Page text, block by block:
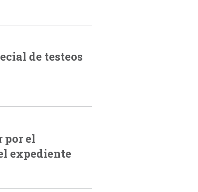
de testeos
por el
expediente